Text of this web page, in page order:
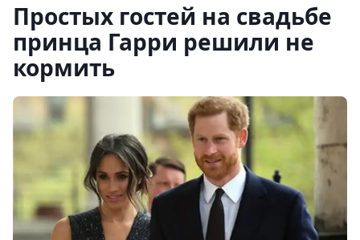
Простых гостей на свадьбе
принца Гарри решили не
кормить